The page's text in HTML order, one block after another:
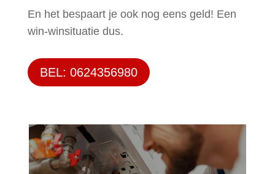
En het bespaart je ook nog eens geld! Een
win-winsituatie dus.
BEL: 0624356980